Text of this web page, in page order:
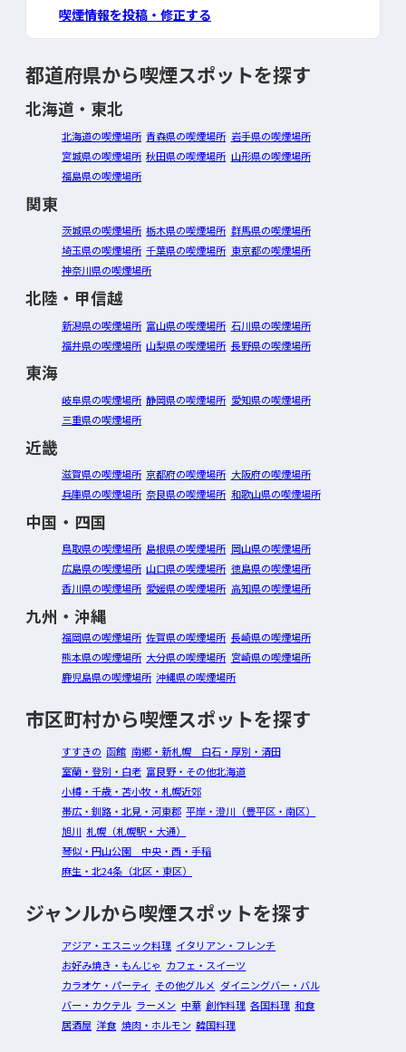
喫煙情報を投稿・修正する
都道府県から喫煙スポットを探す
北海道・東北
北海道の喫煙場所 青森県の喫煙場所 岩手県の喫煙場所
宮城県の喫煙場所 秋田県の喫煙場所 山形県の喫煙場所
福島県の喫煙場所
関東
茨城県の喫煙場所 栃木県の喫煙場所 群馬県の喫煙場所
埼玉県の喫煙場所 千葉県の喫煙場所 東京都の喫煙場所
神奈川県の喫煙場所
北陸・甲信越
新潟県の喫煙場所 富山県の喫煙場所 石川県の喫煙場所
福井県の喫煙場所 山梨県の喫煙場所 長野県の喫煙場所
東海
岐阜県の喫煙場所 静岡県の喫煙場所 愛知県の喫煙場所
三重県の喫煙場所
近畿
滋賀県の喫煙場所 京都府の喫煙場所 大阪府の喫煙場所
兵庫県の喫煙場所 奈良県の喫煙場所 和歌山県の喫煙場所
中国・四国
鳥取県の喫煙場所 島根県の喫煙場所 岡山県の喫煙場所
広島県の喫煙場所 山口県の喫煙場所 徳島県の喫煙場所
香川県の喫煙場所 愛媛県の喫煙場所 高知県の喫煙場所
九州・沖縄
福岡県の喫煙場所 佐賀県の喫煙場所 長崎県の喫煙場所
熊本県の喫煙場所 大分県の喫煙場所 宮崎県の喫煙場所
鹿児島県の喫煙場所 沖縄県の喫煙場所
市区町村から喫煙スポットを探す
すすきの 函館 南郷・新札幌 白石・厚別・清田
室蘭・登別・白老 富良野・その他北海道
小樽・千歳・苫小牧・札幌近郊
帯広・釧路・北見・河東郡 平岸・澄川（豊平区・南区）
旭川 札幌（札幌駅・大通）
琴似・円山公園 中央・西・手稲
麻生・北24条（北区・東区）
ジャンルから喫煙スポットを探す
アジア・エスニック料理 イタリアン・フレンチ
お好み焼き・もんじゃ カフェ・スイーツ
カラオケ・パーティ その他グルメ ダイニングバー・バル
バー・カクテル ラーメン 中華 創作料理 各国料理 和食
居酒屋 洋食 焼肉・ホルモン 韓国料理